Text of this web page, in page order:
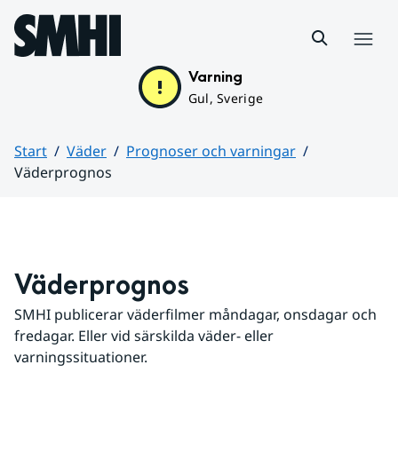
Hoppa till sidans innehåll
Varning
Gul, Sverige
Start Väder
Prognoser och varningar
Väderprognos
Väderprognos
SMHI publicerar väderfilmer måndagar, onsdagar och
fredagar. Eller vid särskilda väder- eller
varningssituationer.